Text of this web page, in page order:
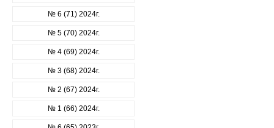
№ 6 (71) 2024г.
№ 5 (70) 2024г.
№ 4 (69) 2024г.
№ 3 (68) 2024г.
№ 2 (67) 2024г.
№ 1 (66) 2024г.